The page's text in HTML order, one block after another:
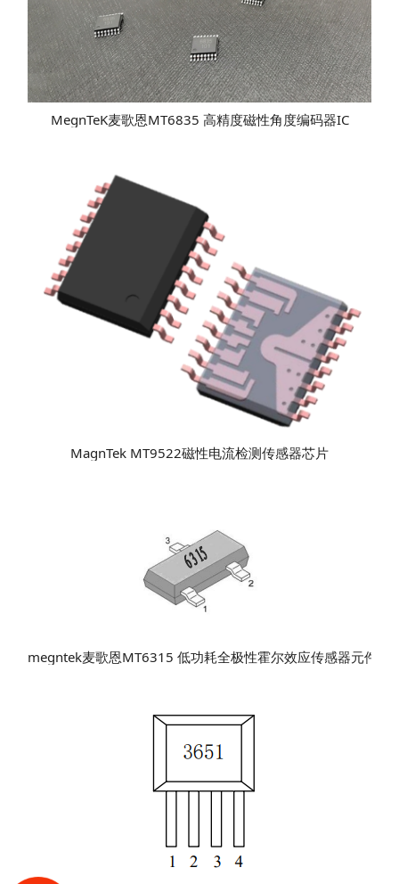
MegnTeK麦歌恩MT6835 高精度磁性角度编码器IC
MagnTek MT9522磁性电流检测传感器芯片
megntek麦歌恩MT6315 低功耗全极性霍尔效应传感器元件IC